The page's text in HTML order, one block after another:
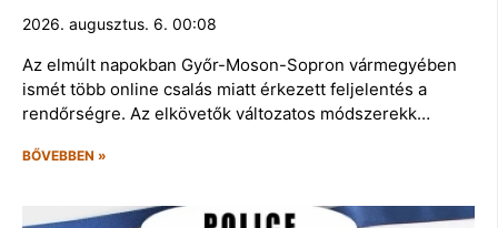
2026. augusztus. 6. 00:08
Az elmúlt napokban Győr-Moson-Sopron vármegyében
ismét több online csalás miatt érkezett feljelentés a
rendőrségre. Az elkövetők változatos módszerekk…
BŐVEBBEN »